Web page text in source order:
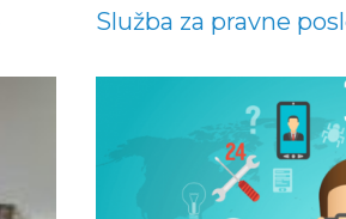
Služba za pravne